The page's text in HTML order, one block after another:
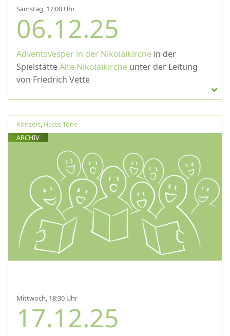
Samstag, 17:00 Uhr
06.12.25
Adventsvesper in der Nikolaikirche in der
SpielstätteAlte Nikolaikirche unter der Leitung
von Friedrich Vette
Konzert, Haste Töne
ARCHIV
Mittwoch, 18:30 Uhr
17.12.25